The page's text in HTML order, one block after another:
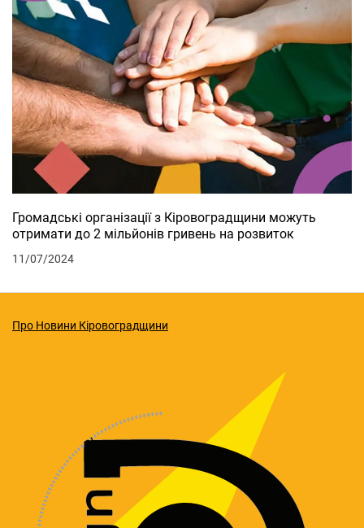
Громадські організації з Кіровоградщини можуть
отримати до 2 мільйонів гривень на розвиток
11/07/2024
Про Новини Кіровоградщини